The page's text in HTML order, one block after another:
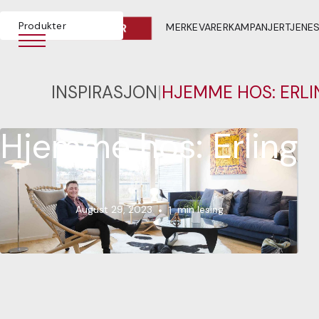
Produkter MERKEVARERKAMPANJER
INSPIRASJON|HJEMME HOS:
Hjemme hos: Erling
August 29, 2023 • 1 min lesing